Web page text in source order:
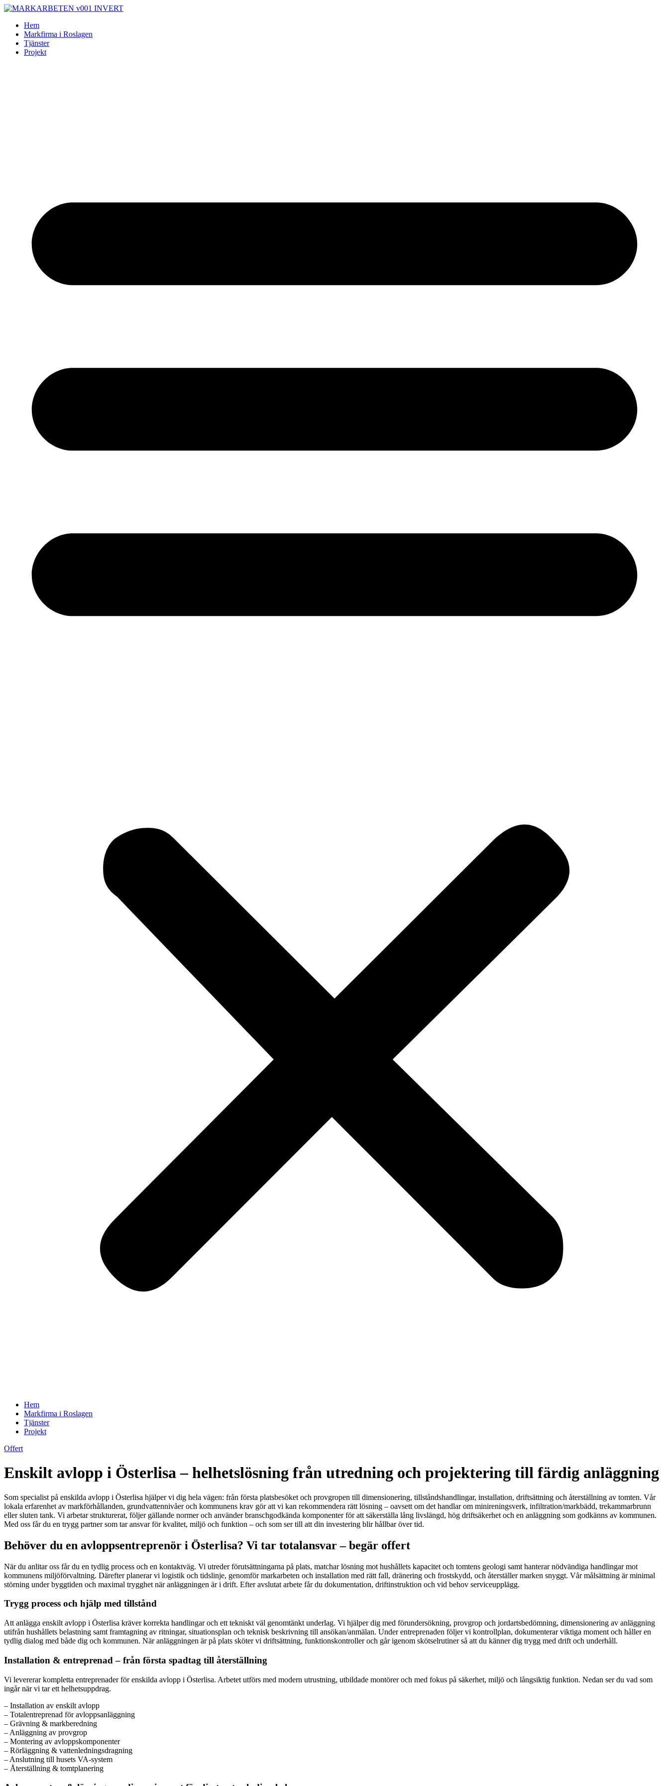
Skip
contentHem
Markfirma i Roslagen
Tjänster
Projekt
Hem
Markfirma i Roslagen
Tjänster
Projekt
Offert
Enskilt avlopp i Österlisa – helhetslösning från utredning och projektering till färdig anläggning
Som specialist på enskilda avlopp i Österlisa hjälper vi dig hela vägen: från första platsbesöket och provgropen till dimensionering, tillståndshandlingar, installation, driftsättning och återställning av tomten. Vår
lokala erfarenhet av markförhållanden, grundvattennivåer och kommunens krav gör att vi kan rekommendera rätt lösning – oavsett om det handlar om minireningsverk, infiltration/markbädd, trekammarbrunn
eller sluten tank. Vi arbetar strukturerat, följer gällande normer och använder branschgodkända komponenter för att säkerställa lång livslängd, hög driftsäkerhet och en anläggning som godkänns av kommunen.
Med oss får du en trygg partner som tar ansvar för kvalitet, miljö och funktion – och som ser till att din investering blir hållbar över tid.
Behöver du en avloppsentreprenör i Österlisa? Vi tar totalansvar – begär offert
När du anlitar oss får du en tydlig process och en kontaktväg. Vi utreder förutsättningarna på plats, matchar lösning mot hushållets kapacitet och tomtens geologi samt hanterar nödvändiga handlingar mot
kommunens miljöförvaltning. Därefter planerar vi logistik och tidslinje, genomför markarbeten och installation med rätt fall, dränering och frostskydd, och återställer marken snyggt. Vår målsättning är minimal
störning under byggtiden och maximal trygghet när anläggningen är i drift. Efter avslutat arbete får du dokumentation, driftinstruktion och vid behov serviceupplägg.
Trygg process och hjälp med tillstånd
Att anlägga enskilt avlopp i Österlisa kräver korrekta handlingar och ett tekniskt väl genomtänkt underlag. Vi hjälper dig med förundersökning, provgrop och jordartsbedömning, dimensionering av anläggning
utifrån hushållets belastning samt framtagning av ritningar, situationsplan och teknisk beskrivning till ansökan/anmälan. Under entreprenaden följer vi kontrollplan, dokumenterar viktiga moment och håller en
tydlig dialog med både dig och kommunen. När anläggningen är på plats sköter vi driftsättning, funktionskontroller och går igenom skötselrutiner så att du känner dig trygg med drift och underhåll.
Installation & entreprenad – från första spadtag till återställning
Vi levererar kompletta entreprenader för enskilda avlopp i Österlisa. Arbetet utförs med modern utrustning, utbildade montörer och med fokus på säkerhet, miljö och långsiktig funktion. Nedan ser du vad som
ingår när vi tar ett helhetsuppdrag.
– Installation av enskilt avlopp
– Totalentreprenad för avloppsanläggning
– Grävning & markberedning
– Anläggning av provgrop
– Montering av avloppskomponenter
– Rörläggning & vattenledningsdragning
– Anslutning till husets VA-system
– Återställning & tomtplanering